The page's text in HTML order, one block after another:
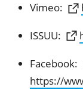
einem
neuen
Vimeo:
(Öffnet
einem
neuen
ISSUU:
(Öffnet
einem
neuen
Facebook:
https://
(Öffnet